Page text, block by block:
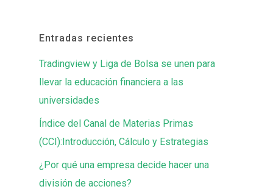
Entradas recientes
Tradingview y Liga de Bolsa se unen para
llevar la educación financiera a las
universidades
Índice del Canal de Materias Primas
(CCI):Introducción, Cálculo y Estrategias
¿Por qué una empresa decide hacer una
división de acciones?